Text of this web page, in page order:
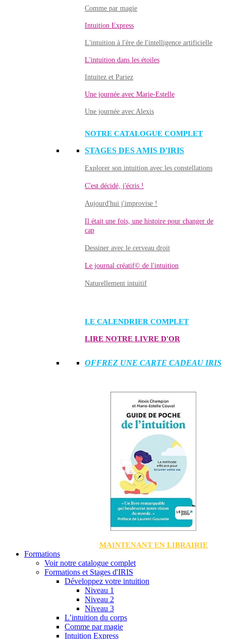
Comme par magie
Intuition Express
L'intuition à l'ère de l'intelligence artificielle
L'intuition dans les étoiles
Intuitez et Pariez
Une journée avec Marie-Estelle
Une journée avec Alexis
NOTRE CATALOGUE COMPLET
STAGES DES AMIS D'IRIS
Explorer son intuition avec les constellations
C'est décidé, j'écris !
Aujourd'hui j'improvise !
Il était une fois, une histoire pour changer de
cap
Dessiner avec le cerveau droit
Le journal créatif© de l'intuition
Naturellement intuitif
LE CALENDRIER COMPLET
LIRE NOTRE LIVRE D'OR
OFFREZ UNE CARTE CADEAU IRIS
MAINTENANT EN LIBRAIRIE
Formations
Voir notre catalogue complet
Formations et Stages d'IRIS
Développez votre intuition
Niveau 1
Niveau 2
Niveau 3
L’intuition du corps
Comme par magie
Intuition Express